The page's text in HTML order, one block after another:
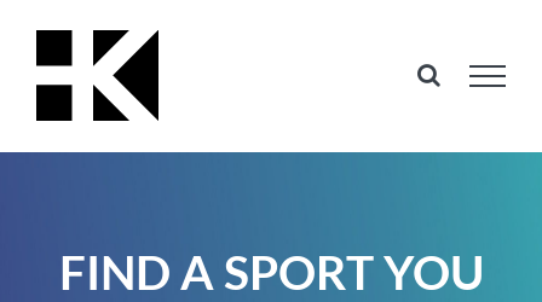
content
FIND A SPORT YOU